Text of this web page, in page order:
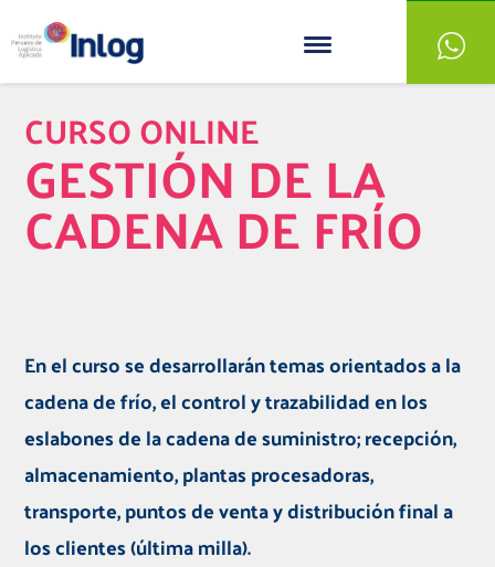
CURSO ONLINE
GESTIÓN DE LA
CADENA DE FRÍO
En el curso se desarrollarán temas orientados a la
cadena de frío, el control y trazabilidad en los
eslabones de la cadena de suministro; recepción,
almacenamiento, plantas procesadoras,
transporte, puntos de venta y distribución final a
los clientes (última milla).